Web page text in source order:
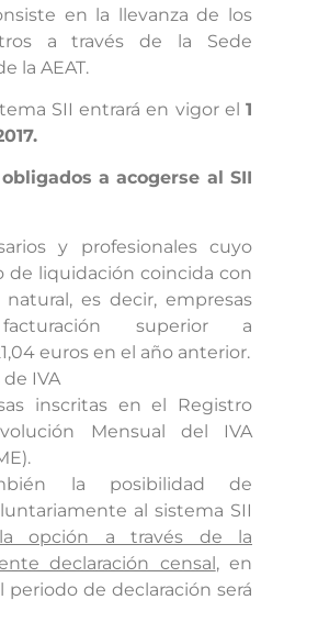
en la llevanza de los
a través de la Sede
la AEAT.
SII entrará en vigor el 1
a acogerse al SII
y profesionales cuyo
de liquidación coincida con
es decir, empresas
superior a
euros en el año anterior.
IVA
inscritas en el Registro
Mensual del IVA
la posibilidad de
al sistema SII
la opción a través de la
declaración censal, en
periodo de declaración será